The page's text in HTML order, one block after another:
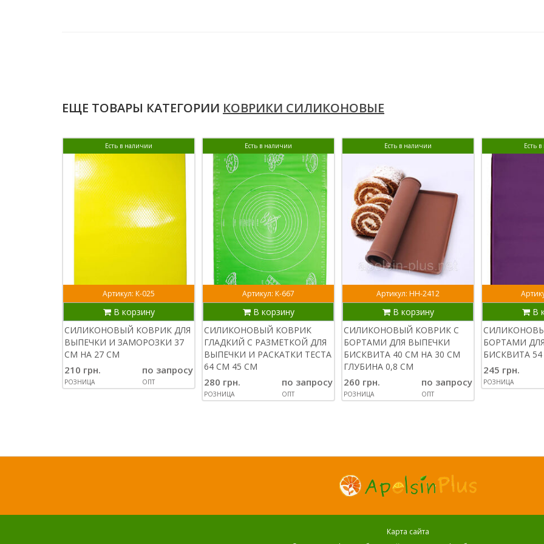
ЕЩЕ ТОВАРЫ КАТЕГОРИИ КОВРИКИ СИЛИКОНОВЫЕ
Есть в наличии
Артикул: К-025
В корзину
СИЛИКОНОВЫЙ КОВРИК ДЛЯ
ВЫПЕЧКИ И ЗАМОРОЗКИ 37
СМ НА 27 СМ
210 грн.
РОЗНИЦА
по запросу
ОПТ
Есть в наличии
Артикул: К-667
В корзину
СИЛИКОНОВЫЙ КОВРИК
ГЛАДКИЙ С РАЗМЕТКОЙ ДЛЯ
ВЫПЕЧКИ И РАСКАТКИ ТЕСТА
64 СМ 45 СМ
280 грн.
РОЗНИЦА
по запросу
ОПТ
Есть в наличии
Артикул: НН-2412
В корзину
СИЛИКОНОВЫЙ КОВРИК С
БОРТАМИ ДЛЯ ВЫПЕЧКИ
БИСКВИТА 40 СМ НА 30 СМ
ГЛУБИНА 0,8 СМ
260 грн.
РОЗНИЦА
по запросу
ОПТ
Есть
В
БОРТАМИ
БИСКВИТА
245 грн.
РОЗНИЦА
Карта сайта